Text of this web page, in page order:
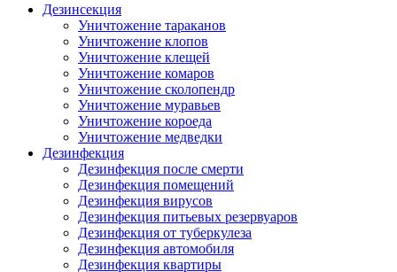
Дезинсекция
Уничтожение тараканов
Уничтожение клопов
Уничтожение клещей
Уничтожение комаров
Уничтожение сколопендр
Уничтожение муравьев
Уничтожение короеда
Уничтожение медведки
Дезинфекция
Дезинфекция после смерти
Дезинфекция помещений
Дезинфекция вирусов
Дезинфекция питьевых резервуаров
Дезинфекция от туберкулеза
Дезинфекция автомобиля
Дезинфекция квартиры